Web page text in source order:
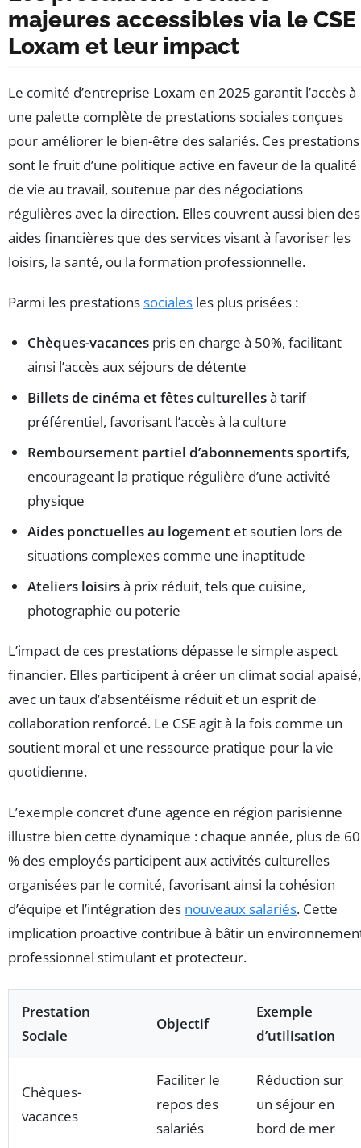
majeures accessibles via le CSE
Loxam et leur impact
Le comité d’entreprise Loxam en 2025 garantit l’accès à
une palette complète de prestations sociales conçues
pour améliorer le bien-être des salariés. Ces prestations
sont le fruit d’une politique active en faveur de la qualité
de vie au travail, soutenue par des négociations
régulières avec la direction. Elles couvrent aussi bien des
aides financières que des services visant à favoriser les
loisirs, la santé, ou la formation professionnelle.
Parmi les prestationssociales les plus prisées :
Chèques-vacances pris en charge à 50%, facilitant
ainsi l’accès aux séjours de détente
Billets de cinéma et fêtes culturellesà tarif
préférentiel, favorisant l’accès à la culture
Remboursement partiel d’abonnements sportifs,
encourageant la pratique régulière d’une activité
physique
Aides ponctuelles au logement et soutien lors de
situations complexes comme une inaptitude
Ateliers loisirsà prix réduit, tels que cuisine,
photographie ou poterie
L’impact de ces prestations dépasse le simple aspect
financier. Elles participent à créer un climat social apaisé,
avec un taux d’absentéisme réduit et un esprit de
collaboration renforcé. Le CSE agit à la fois comme un
soutient moral et une ressource pratique pour la vie
quotidienne.
L’exemple concret d’une agence en région parisienne
illustre bien cette dynamique : chaque année, plus de 60
% des employés participent aux activités culturelles
organisées par le comité, favorisant ainsi la cohésion
d’équipe et l’intégration des nouveaux salariés. Cette
implication proactive contribue à bâtir un
professionnel stimulant et protecteur.
Prestation
Sociale
Objectif
Exemple
d’utilisation
Chèques-
vacances
Faciliter le
repos des
salariés
Réduction sur
un séjour en
bord de mer